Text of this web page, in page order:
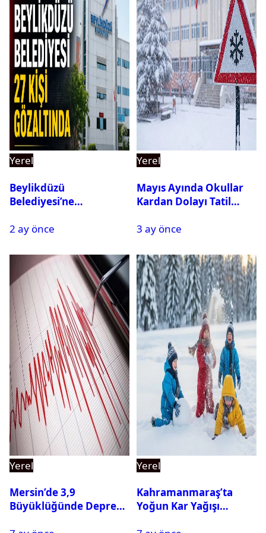
Yerel
Beylikdüzü
Belediyesi’ne
Gözaltına Alındı
2 ay önce
Yerel
Mayıs Ayında Okullar
Kardan Dolayı Tatil
3 ay önce
Yerel
Mersin’de 3,9
Büyüklüğünde Deprem
Yerel
Kahramanmaraş’ta
Yoğun Kar Yağışı